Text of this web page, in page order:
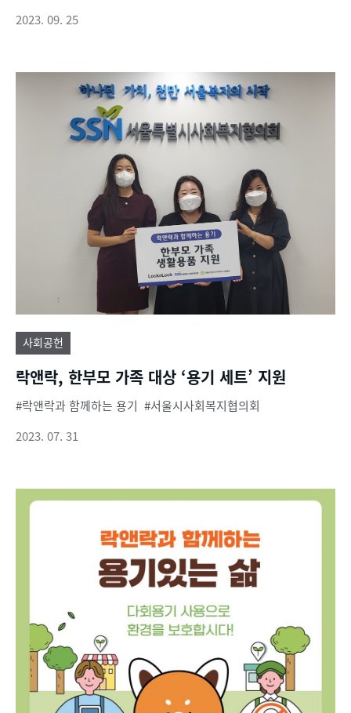
2023. 09. 25
사회공헌
락앤락, 한부모 가족 대상 ‘용기 세트’ 지원
락앤락과 함께하는 용기
서울시사회복지협의회
2023. 07. 31